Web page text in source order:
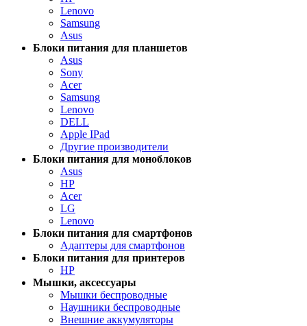
Lenovo
Samsung
Asus
Блоки питания для планшетов
Asus
Sony
Acer
Samsung
Lenovo
DELL
Apple IPad
Другие производители
Блоки питания для моноблоков
Asus
HP
Acer
LG
Lenovo
Блоки питания для смартфонов
Адаптеры для смартфонов
Блоки питания для принтеров
HP
Мышки, аксессуары
Мышки беспроводные
Наушники беспроводные
Внешние аккумуляторы